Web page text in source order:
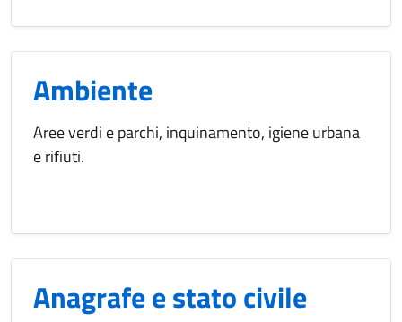
Ambiente
Aree verdi e parchi, inquinamento, igiene urbana
e rifiuti.
Anagrafe e stato civile